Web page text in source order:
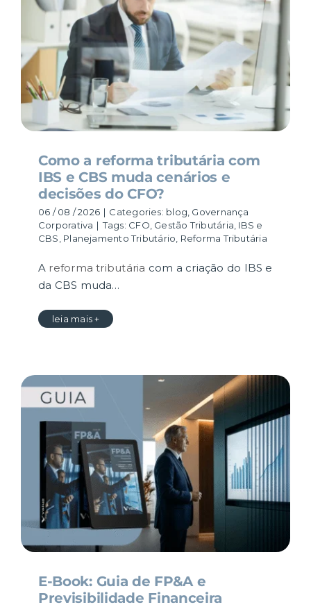
CONTEÚDO
RESULTADOS
CARREIRA
CONTATO
Como a reforma tributária com
IBS e CBS muda cenários e
decisões do CFO?
06 / 08 / 2026 | Categories: blog Governança
Corporativa | Tags: CFO Gestão Tributária IBS e
CBS Planejamento Tributário Reforma Tributária
A reforma tributária com a criação do IBS e
da CBS muda…
leia mais +
E-Book: Guia de FP&A e
Previsibilidade Financeira